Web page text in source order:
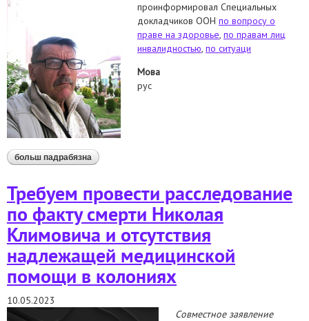
проинформировал Специальных
докладчиков ООН по вопросу о
праве на здоровье, по правам лиц
инвалидностью, по ситуаци
Мова
рус
больш падрабязна аб обращение в специальные процедуры оон в
связи со смертью николая климовича
Требуем провести расследование
по факту смерти Николая
Климовича и отсутствия
надлежащей медицинской
помощи в колониях
10.05.2023
Совместное заявление